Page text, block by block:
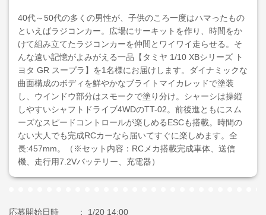
40代～50代の多くの男性が、子供のころ一度はハマったもの
といえばラジコンカー。広場にサーキットを作り、時間をか
けて組み立てたラジコンカーを仲間とワイワイ走らせる。そ
んな遠い記憶がよみがえる一品【タミヤ 1/10 XBシリーズ ト
ヨタ GR スープラ】を1名様にお届けします。ダイナミックな
曲面構成のボディを鮮やかなブライトマイカレッドで塗装
し、ウインドウ部分はスモークで塗り分け。シャーシは操縦
しやすいシャフトドライブ4WDのTT-02。前後進ともにスム
ーズなスピードコントロールが楽しめるESCも搭載。時間の
ない大人でも完成RCカーなら届いてすぐに楽しめます。全
長:457mm。（※セット内容：RCメカ搭載完成車体、送信
機、走行用7.2Vバッテリー、充電器）
応募開始日時
1/20 14:00